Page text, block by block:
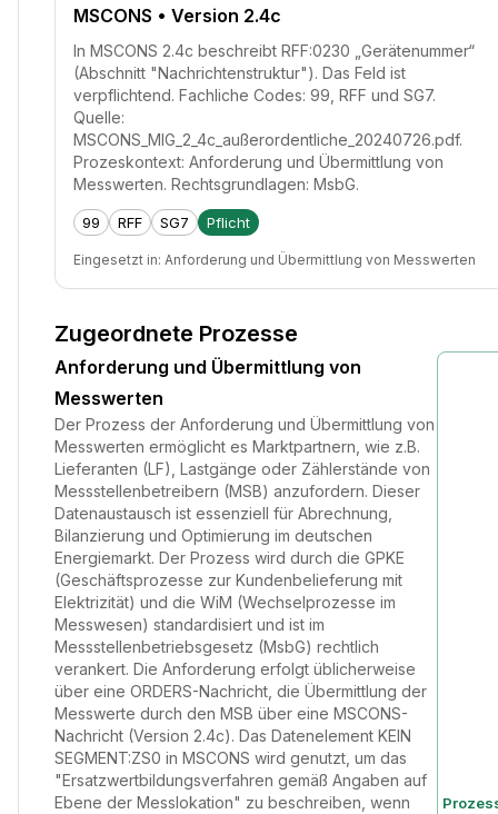
MSCONS • Version 2.4c
In MSCONS 2.4c beschreibt RFF:0230 „Gerätenummer“
(Abschnitt "Nachrichtenstruktur"). Das Feld ist
verpflichtend. Fachliche Codes: 99, RFF und SG7.
Quelle:
MSCONS_MIG_2_4c_außerordentliche_20240726.pdf.
Prozeskontext: Anforderung und Übermittlung von
Messwerten. Rechtsgrundlagen: MsbG.
99 RFF SG7 Pflicht
Eingesetzt in: Anforderung und Übermittlung von Messwerten
Zugeordnete Prozesse
Anforderung und Übermittlung von
Messwerten
Der Prozess der Anforderung und Übermittlung von
Messwerten ermöglicht es Marktpartnern, wie z.B.
Lieferanten (LF), Lastgänge oder Zählerstände von
Messstellenbetreibern (MSB) anzufordern. Dieser
Datenaustausch ist essenziell für Abrechnung,
Bilanzierung und Optimierung im deutschen
Energiemarkt. Der Prozess wird durch die GPKE
(Geschäftsprozesse zur Kundenbelieferung mit
Elektrizität) und die WiM (Wechselprozesse im
Messwesen) standardisiert und ist im
Messstellenbetriebsgesetz (MsbG) rechtlich
verankert. Die Anforderung erfolgt üblicherweise
über eine ORDERS-Nachricht, die Übermittlung der
Messwerte durch den MSB über eine MSCONS-
Nachricht (Version 2.4c). Das Datenelement KEIN
SEGMENT:ZS0 in MSCONS wird genutzt, um das
"Ersatzwertbildungsverfahren gemäß Angaben auf
Ebene der Messlokation" zu beschreiben, wenn